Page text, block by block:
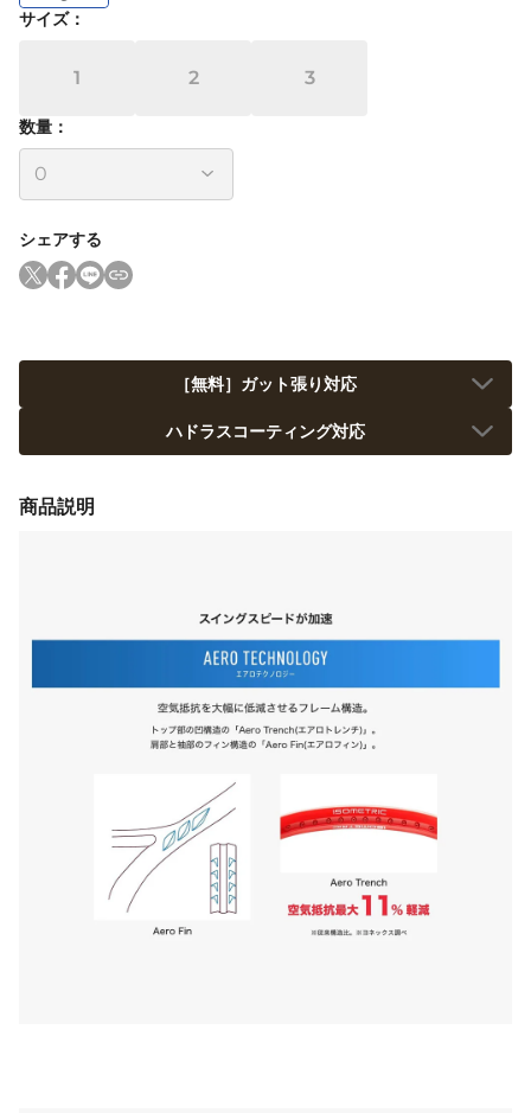
サイズ：
1 2 3
数量：
シェアする
［無料］ガット張り対応
ハドラスコーティング対応
商品説明